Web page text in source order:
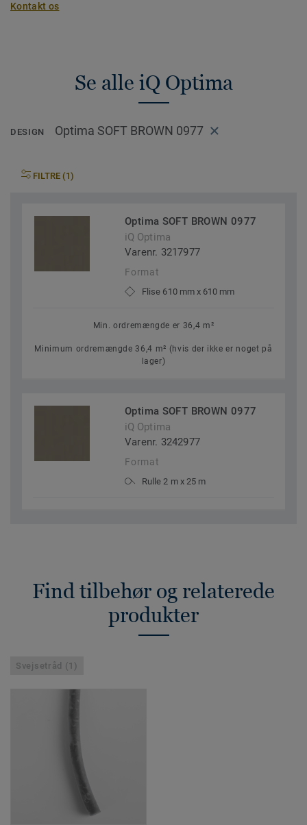
Kontakt os
Se alle iQ Optima
DESIGN Optima SOFT BROWN 0977
FILTRE (1)
Optima SOFT BROWN 0977
iQ Optima
Varenr. 3217977
Format
Flise 610 mm x 610 mm
Min. ordremængde er 36,4 m²
Minimum ordremængde 36,4 m² (hvis der ikke er noget på
lager)
Optima SOFT BROWN 0977
iQ Optima
Varenr. 3242977
Format
Rulle 2 m x 25 m
Find tilbehør og relaterede
produkter
Svejsetråd (1)